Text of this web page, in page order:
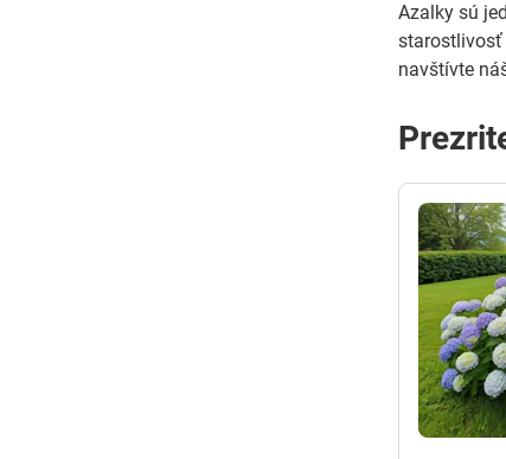
Azalky sú
starostlivosť
navštívte